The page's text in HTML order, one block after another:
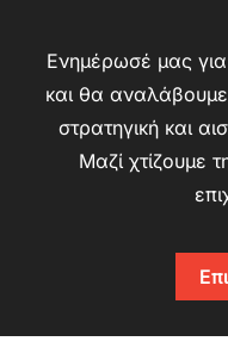
Ενημέρωσέ μας
και θα
στρατηγική και
Μαζί χτίζουμε